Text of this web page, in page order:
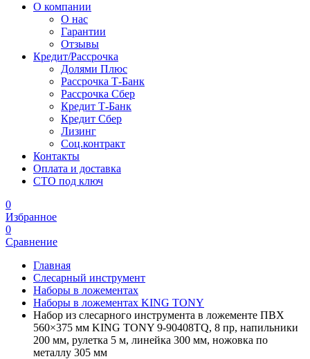
О компании
О нас
Гарантии
Отзывы
Кредит/Рассрочка
Долями Плюс
Рассрочка Т-Банк
Рассрочка Сбер
Кредит Т-Банк
Кредит Сбер
Лизинг
Соц.контракт
Контакты
Оплата и доставка
СТО под ключ
0
Избранное
0
Сравнение
Главная
Слесарный инструмент
Наборы в ложементах
Наборы в ложементах KING TONY
Набор из слесарного инструмента в ложементе ПВХ
560×375 мм KING TONY 9-90408TQ, 8 пр, напильники
200 мм, рулетка 5 м, линейка 300 мм, ножовка по
металлу 305 мм